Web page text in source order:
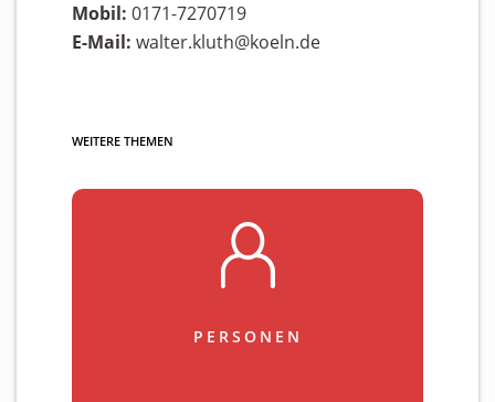
Mobil: 0171-7270719
E-Mail: walter.kluth@koeln.de
WEITERE THEMEN
PERSONEN